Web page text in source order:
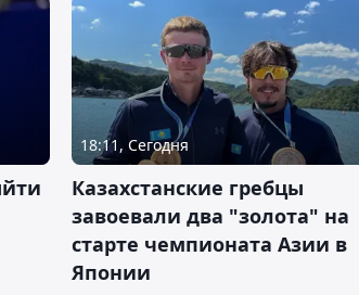
18:11, Сегодня
Казахстанские гребцы
завоевали два "золота" на
старте чемпионата Азии в
Японии